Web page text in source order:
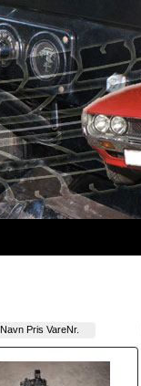
Navn Pris VareNr.